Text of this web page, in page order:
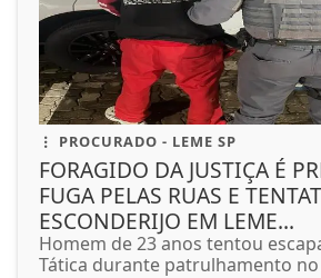
PROCURADO - LEME SP
FORAGIDO DA JUSTIÇA É
FUGA PELAS RUAS E
ESCONDERIJO EM LEME...
Homem de 23 anos tentou
Tática durante patrulhamento no